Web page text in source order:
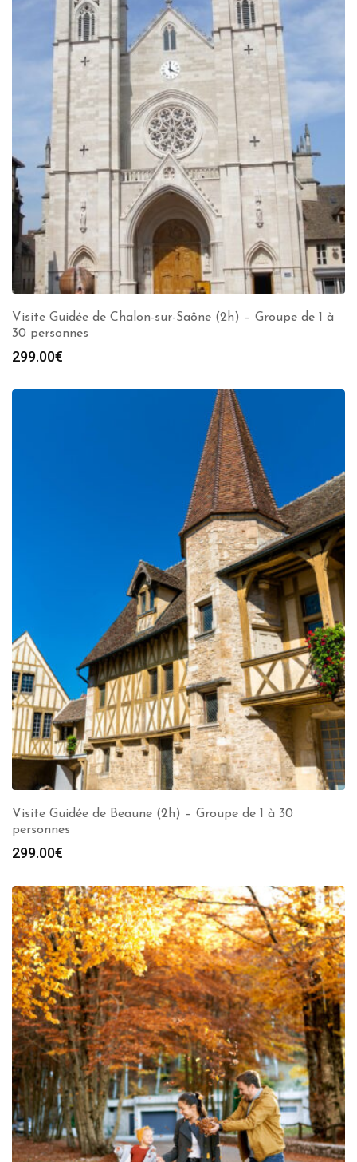
Visite Guidée de Chalon-sur-Saône (2h) – Groupe de 1 à
30 personnes
299.00€
Visite Guidée de Beaune (2h) – Groupe de 1 à 30
personnes
299.00€